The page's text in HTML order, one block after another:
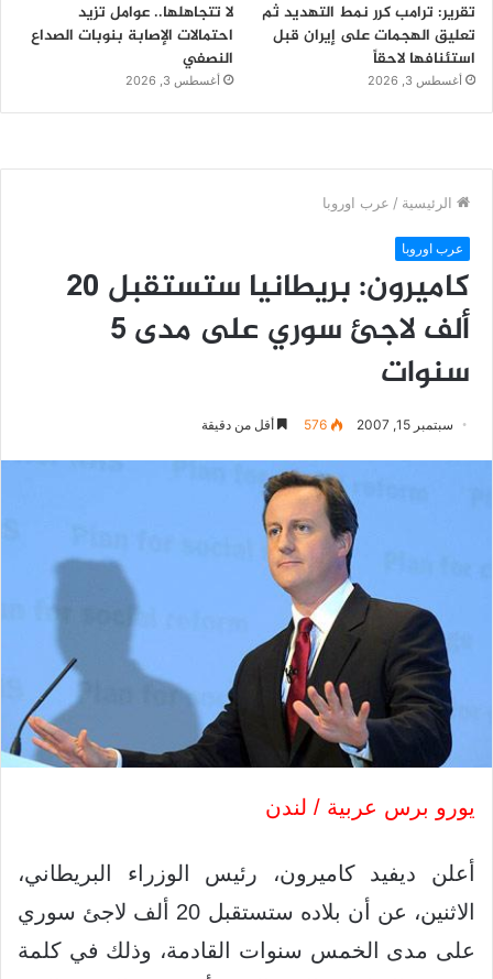
تقرير: ترامب كرر نمط التهديد ثم
تعليق الهجمات على إيران قبل
استئنافها لاحقاً
أغسطس 3, 2026
لا تتجاهلها.. عوامل تزيد
احتمالات الإصابة بنوبات الصداع
النصفي
أغسطس 3, 2026